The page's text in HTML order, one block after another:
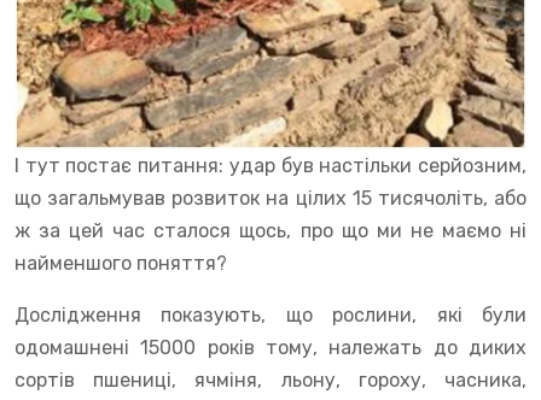
І тут постає питання: удар був настільки серйозним,
що загальмував розвиток на цілих 15 тисячоліть, або
ж за цей час сталося щось, про що ми не маємо ні
найменшого поняття?
Дослідження показують, що рослини, які були
одомашнені 15000 років тому, належать до диких
сортів пшениці, ячміня, льону, гороху, часника,